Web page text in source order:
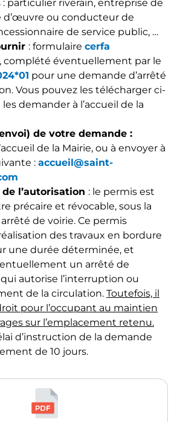
particulier riverain, entreprise de
d’œuvre ou conducteur de
de service public, …
: formulaire cerfa
, complété éventuellement par le
pour une demande d’arrêté
Vous pouvez les télécharger ci-
demander à l’accueil de la
de votre demande :
de la Mairie, ou à envoyer à
: accueil@saint-
l’autorisation : le permis est
précaire et révocable, sous la
de voirie. Ce permis
des travaux en bordure
une durée déterminée, et
un arrêté de
autorise l’interruption ou
de la circulation. Toutefois, il
pour l’occupant au maintien
sur l’emplacement retenu.
d’instruction de la demande
de 10 jours.